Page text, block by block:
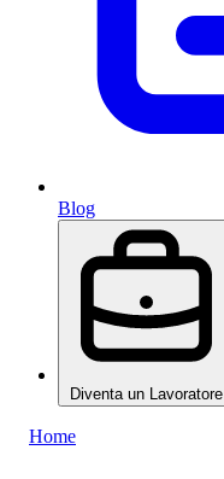
Blog
Diventa un Lavoratore
Home